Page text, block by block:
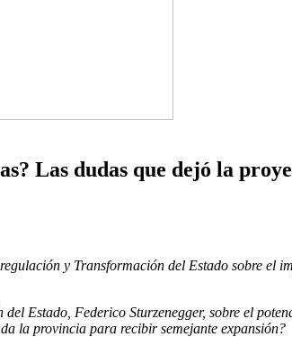
Las dudas que dejó la
y Transformación del Estado sobre el
Estado, Federico Sturzenegger, sobre el
la provincia para recibir semejante expansión?